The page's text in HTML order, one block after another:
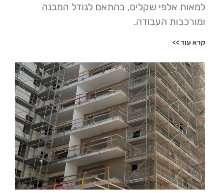
אלפי שקלים, בהתאם לגודל המבנה
העבודה.